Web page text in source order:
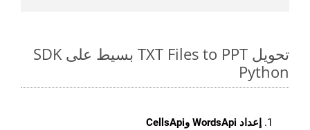
تحويل TXT Files to PPT بسيط على SDK
Python
إعداد WordsApi وCellsApi